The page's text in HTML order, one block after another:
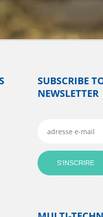
SUBSCRIBE
NEWSLETTER